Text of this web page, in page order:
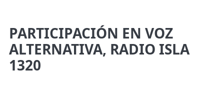
PARTICIPACIÓN EN VOZ
ALTERNATIVA, RADIO ISLA
1320